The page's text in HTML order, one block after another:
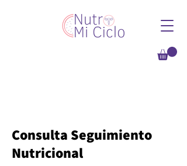
Consulta Seguimiento
Nutricional